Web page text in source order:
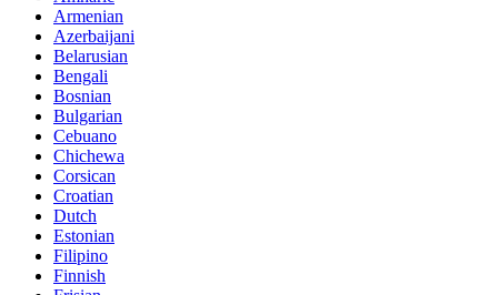
Armenian
Azerbaijani
Belarusian
Bengali
Bosnian
Bulgarian
Cebuano
Chichewa
Corsican
Croatian
Dutch
Estonian
Filipino
Finnish